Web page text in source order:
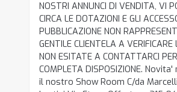
NOSTRI ANNUNCI DI VENDITA, VI
CIRCA LE DOTAZIONI E GLI
PUBBLICAZIONE NON
GENTILE CLIENTELA A
NON ESITATE A CONTATTARCI
COMPLETA DISPOSIZIONE.
il nostro Show Room C/da